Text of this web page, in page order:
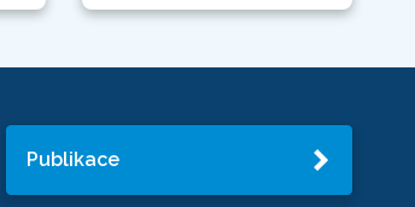
Publikace